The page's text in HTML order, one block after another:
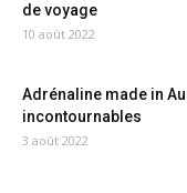
de voyage
10 août 2022
Adrénaline made in
incontournables
3 août 2022